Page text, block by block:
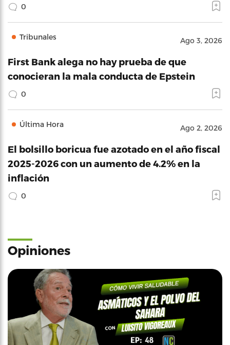
0
Tribunales Ago 3, 2026
First Bank alega no hay prueba de que
conocieran la mala conducta de Epstein
0
Última Hora Ago 2, 2026
El bolsillo boricua fue azotado en el año fiscal
2025-2026 con un aumento de 4.2% en la
inflación
0
Opiniones